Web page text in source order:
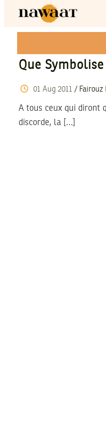
Que Symbolise
01 Aug 2011 / Fairouz
A tous ceux qui diront
discorde, la […]